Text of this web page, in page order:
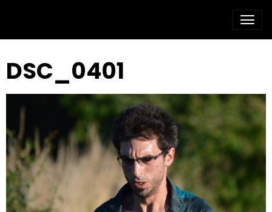
DSC_0401